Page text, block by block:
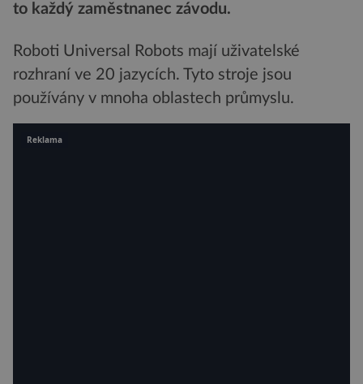
to každý zaměstnanec závodu.
Roboti Universal Robots mají uživatelské
rozhraní ve 20 jazycích. Tyto stroje jsou
používány v mnoha oblastech průmyslu.
Reklama